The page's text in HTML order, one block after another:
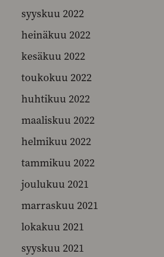
syyskuu 2022
heinäkuu 2022
kesäkuu 2022
toukokuu 2022
huhtikuu 2022
maaliskuu 2022
helmikuu 2022
tammikuu 2022
joulukuu 2021
marraskuu 2021
lokakuu 2021
syyskuu 2021